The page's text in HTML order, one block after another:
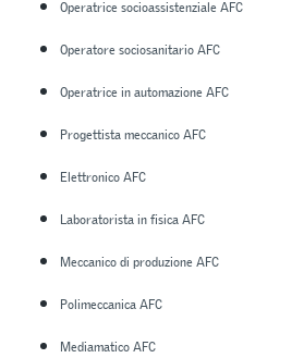
Operatrice socioassistenziale AFC
Operatore sociosanitario AFC
Operatrice in automazione AFC
Progettista meccanico AFC
Elettronico AFC
Laboratorista in fisica AFC
Meccanico di produzione AFC
Polimeccanica AFC
Mediamatico AFC